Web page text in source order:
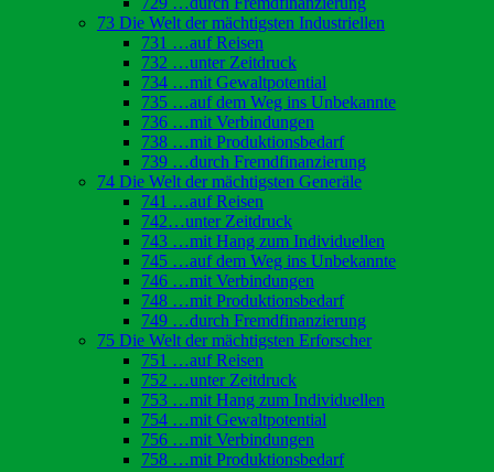
73 Die Welt der mächtigsten Industriellen
731 …auf Reisen
732 …unter Zeitdruck
734 …mit Gewaltpotential
735 …auf dem Weg ins Unbekannte
736 …mit Verbindungen
738 …mit Produktionsbedarf
739 …durch Fremdfinanzierung
74 Die Welt der mächtigsten Generäle
741 …auf Reisen
742…unter Zeitdruck
743 …mit Hang zum Individuellen
745 …auf dem Weg ins Unbekannte
746 …mit Verbindungen
748 …mit Produktionsbedarf
749 …durch Fremdfinanzierung
75 Die Welt der mächtigsten Erforscher
751 …auf Reisen
752 …unter Zeitdruck
753 …mit Hang zum Individuellen
754 …mit Gewaltpotential
756 …mit Verbindungen
758 …mit Produktionsbedarf